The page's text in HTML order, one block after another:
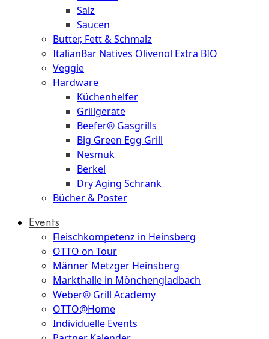
Salz
Saucen
Butter, Fett & Schmalz
ItalianBar Natives Olivenöl Extra BIO
Veggie
Hardware
Küchenhelfer
Grillgeräte
Beefer® Gasgrills
Big Green Egg Grill
Nesmuk
Berkel
Dry Aging Schrank
Bücher & Poster
Events
Fleischkompetenz in Heinsberg
OTTO on Tour
Männer Metzger Heinsberg
Markthalle in Mönchengladbach
Weber® Grill Academy
OTTO@Home
Individuelle Events